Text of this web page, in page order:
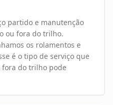
partido e manutenção
ou fora do trilho.
os rolamentos e
é o tipo de serviço que
do trilho pode